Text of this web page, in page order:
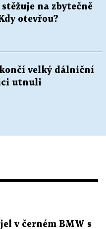
na zbytečně
otevřou?
velký dálniční
utnuli
v černém BMW s